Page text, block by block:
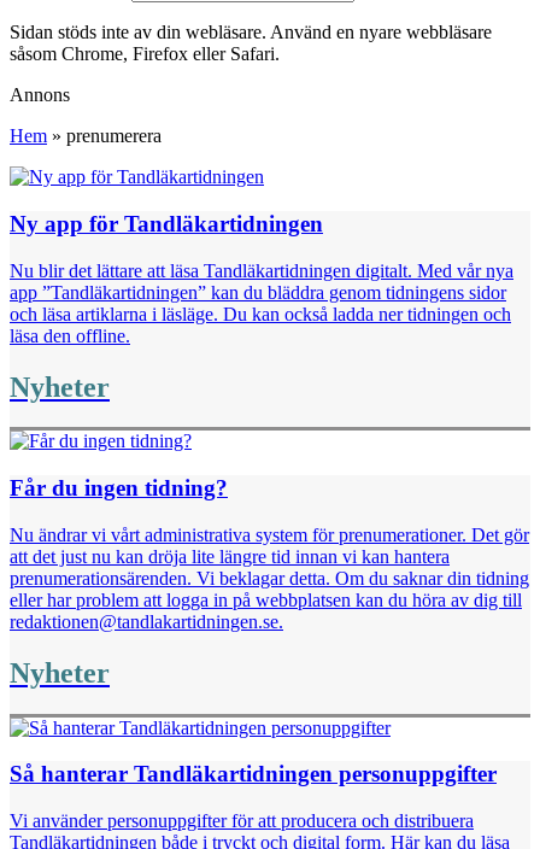
Sidan stöds inte av din webläsare. Använd en nyare webbläsare
såsom Chrome, Firefox eller Safari.
Annons
Hem » prenumerera
Ny app för Tandläkartidningen
Nu blir det lättare att läsa Tandläkartidningen digitalt. Med vår nya
app ”Tandläkartidningen” kan du bläddra genom tidningens sidor
och läsa artiklarna i läsläge. Du kan också ladda ner tidningen och
läsa den offline.
Nyheter
Får du ingen tidning?
Nu ändrar vi vårt administrativa system för prenumerationer. Det gör
att det just nu kan dröja lite längre tid innan vi kan hantera
prenumerationsärenden. Vi beklagar detta. Om du saknar din tidning
eller har problem att logga in på webbplatsen kan du höra av dig till
redaktionen@tandlakartidningen.se.
Nyheter
Så hanterar Tandläkartidningen personuppgifter
Vi använder personuppgifter för att producera och distribuera
Tandläkartidningen både i tryckt och digital form. Här kan du läsa